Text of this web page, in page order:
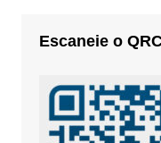
Escaneie o